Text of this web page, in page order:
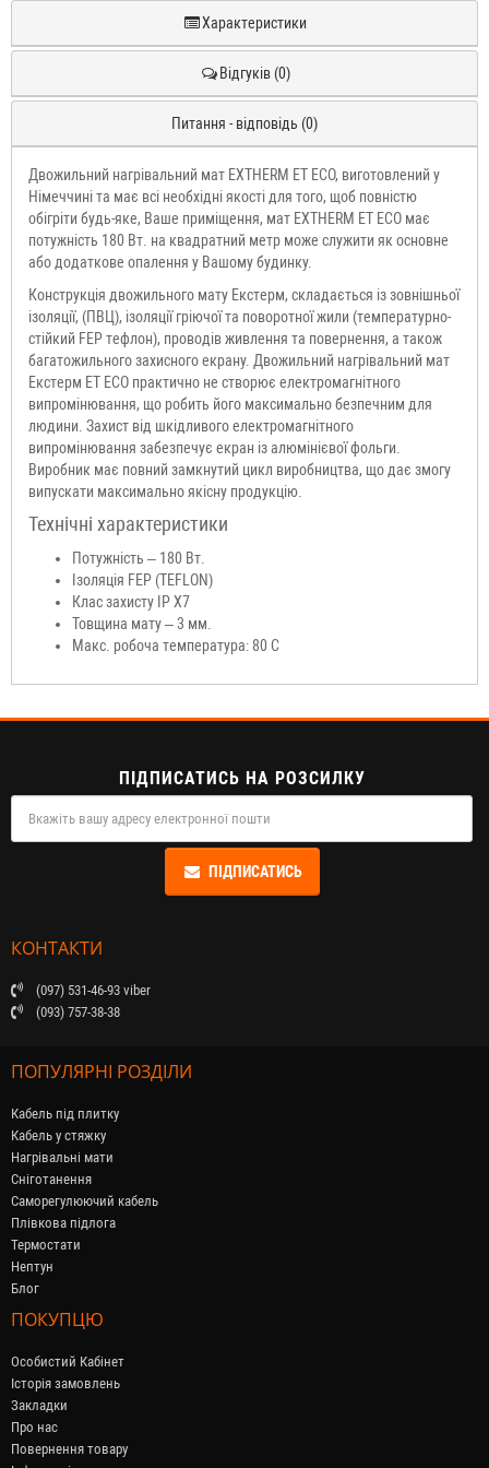
Характеристики
Відгуків (0)
Питання - відповідь (0)
Двожильний нагрівальний мат EXTHERM ЕТ ЕСО, виготовлений у
Німеччині та має всі необхідні якості для того, щоб повністю
обігріти будь-яке, Ваше приміщення, мат EXTHERM ЕТ ЕСО має
потужність 180 Вт. на квадратний метр може служити як основне
або додаткове опалення у Вашому будинку.
Конструкція двожильного мату Екстерм, складається із зовнішньої
ізоляції, (ПВЦ), ізоляції гріючої та поворотної жили (температурно-
стійкий FEP тефлон), проводів живлення та повернення, а також
багатожильного захисного екрану. Двожильний нагрівальний мат
Екстерм ЕТ ЕСО практично не створює електромагнітного
випромінювання, що робить його максимально безпечним для
людини. Захист від шкідливого електромагнітного
випромінювання забезпечує екран із алюмінієвої фольги.
Виробник має повний замкнутий цикл виробництва, що дає змогу
випускати максимально якісну продукцію.
Технічні характеристики
Потужність – 180 Вт.
Ізоляція FEP (TEFLON)
Клас захисту IP X7
Товщина мату – 3 мм.
Макс. робоча температура: 80 С
ПІДПИСАТИСЬ НА РОЗСИЛКУ
ПІДПИСАТИСЬ
КОНТАКТИ
(097) 531-46-93 viber
(093) 757-38-38
ПОПУЛЯРНІ РОЗДІЛИ
Кабель під плитку
Кабель у стяжку
Нагрівальні мати
Сніготанення
Саморегулюючий кабель
Плівкова підлога
Термостати
Нептун
Блог
ПОКУПЦЮ
Особистий Кабінет
Історія замовлень
Закладки
Про нас
Повернення товару